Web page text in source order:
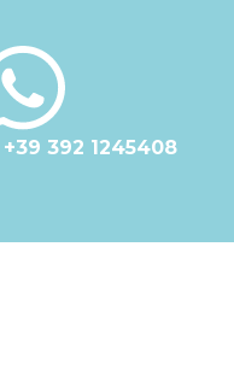
+39 392 1245408